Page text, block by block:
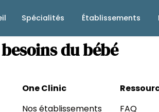
Spécialités Établissements
du bébé
One Clinic
Nos établissements
FAQ